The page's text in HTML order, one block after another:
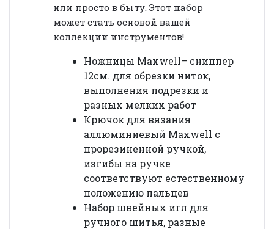
или просто в быту. Этот набор
может стать основой вашей
коллекции инструментов!
Ножницы Maxwell– сниппер
12см. для обрезки ниток,
выполнения подрезки и
разных мелких работ
Крючок для вязания
аллюминиевый Maxwell с
прорезиненной ручкой,
изгибы на ручке
соответствуют естественному
положению пальцев
Набор швейных игл для
ручного шитья, разные